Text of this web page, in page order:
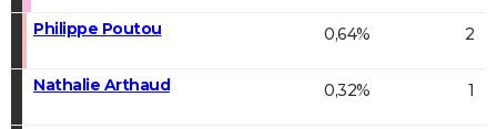
Philippe Poutou 0,64% 2
Nathalie Arthaud 0,32% 1